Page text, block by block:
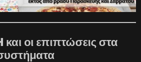
οι επιπτώσεις στα